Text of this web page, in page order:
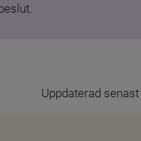
Uppdaterad senast